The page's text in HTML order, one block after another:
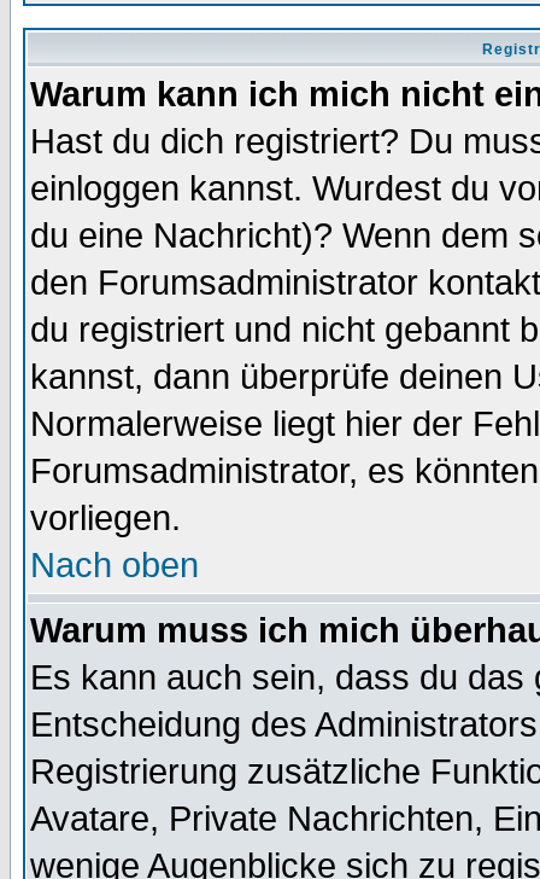
Warum kann ich mich nicht
Hast du dich registriert? Du
einloggen kannst. Wurdest du
du eine Nachricht)? Wenn dem
den Forumsadministrator
du registriert und nicht gebannt
kannst, dann überprüfe deinen
Normalerweise liegt hier der
Forumsadministrator, es
vorliegen.
Nach oben
Warum muss ich mich
Es kann auch sein, dass du
Entscheidung des
Registrierung zusätzliche
Avatare, Private Nachrichten,
wenige Augenblicke sich zu